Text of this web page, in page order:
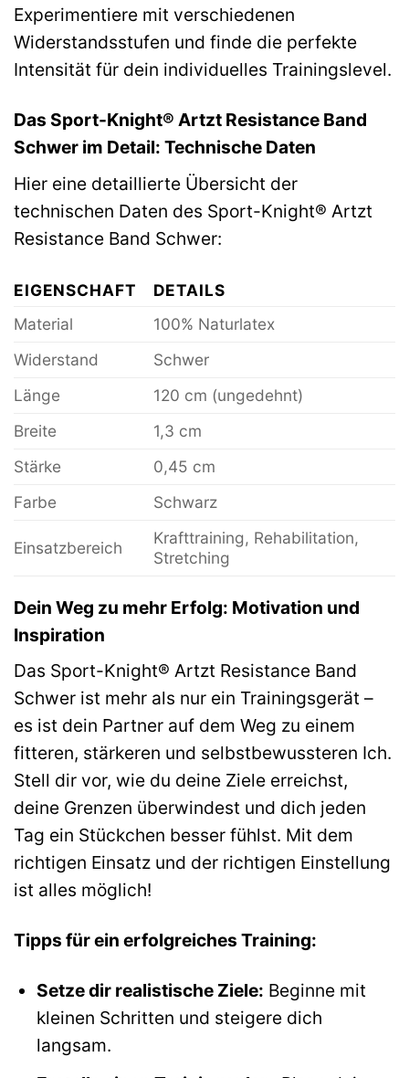
Experimentiere mit verschiedenen
Widerstandsstufen und finde die perfekte
Intensität für dein individuelles Trainingslevel.
Das Sport-Knight® Artzt Resistance Band
Schwer im Detail: Technische Daten
Hier eine detaillierte Übersicht der
technischen Daten des Sport-Knight® Artzt
Resistance Band Schwer:
EIGENSCHAFT
DETAILS
Material
100% Naturlatex
Widerstand
Schwer
Länge
120 cm (ungedehnt)
Breite
1,3 cm
Stärke
0,45 cm
Farbe
Schwarz
Einsatzbereich
Krafttraining, Rehabilitation,
Stretching
Dein Weg zu mehr Erfolg: Motivation und
Inspiration
Das Sport-Knight® Artzt Resistance Band
Schwer ist mehr als nur ein Trainingsgerät –
es ist dein Partner auf dem Weg zu einem
fitteren, stärkeren und selbstbewussteren Ich.
Stell dir vor, wie du deine Ziele erreichst,
deine Grenzen überwindest und dich jeden
Tag ein Stückchen besser fühlst. Mit dem
richtigen Einsatz und der richtigen Einstellung
ist alles möglich!
Tipps für ein erfolgreiches Training:
Setze dir realistische Ziele: Beginne mit
kleinen Schritten und steigere dich
langsam.